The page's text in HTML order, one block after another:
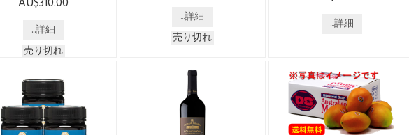
ります※ WEBからのお申込
$315 → $310 でご購入いただ
けます！ [配送時期] 2025年
12月中旬ごろより $315 →
みへの配送となります ※ お
電話番号は必須項目です ※
沖縄への配送には別途
$20.00の送料がかかりま
...詳細
売り切れ
$285 → $280 でご購入いた
だけます！ [配送時期] 2025
年12月中旬ごろより $285 →
のみへの配送となります ※
お電話番号は必須項目です
※ 沖縄への配送には別途
$20.00の送料がかかりま
す。 ※マンゴーは生もので
...詳細
売り切れ
ございます。 --------------------
ちみつです。 オーストラリ
アNSW州、バイロンベイに
近いノーザンリバーズ地域
の沿岸林で採取されたマヌ
カハニー。 1996年に家族経
...詳細